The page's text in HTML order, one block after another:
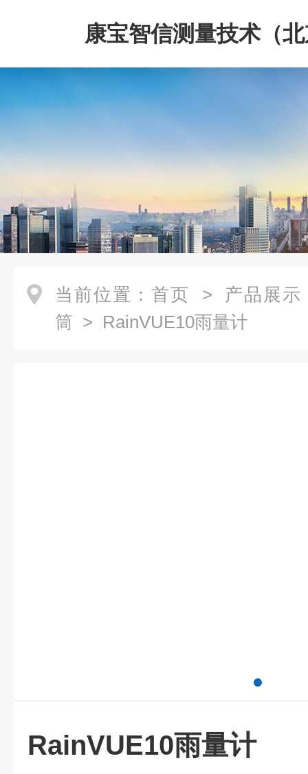
康宝智信测量技术（
限公司
当前位置： 首页 > 产品展示
筒 > RainVUE10雨量计
RainVUE10雨量计